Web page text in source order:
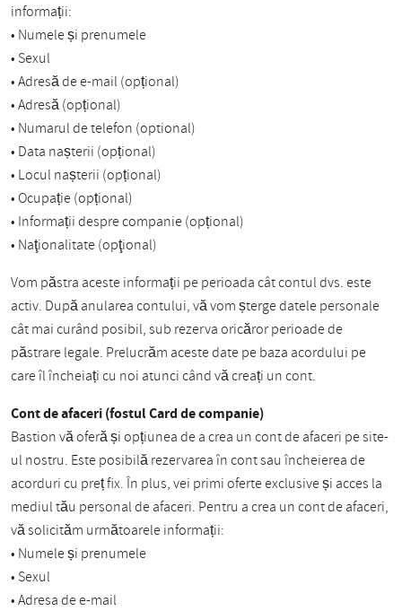
informații:
• Numele și prenumele
• Sexul
• Adresă de e-mail (opțional)
• Adresă (opțional)
• Numarul de telefon (optional)
• Data nașterii (opțional)
• Locul nașterii (opțional)
• Ocupație (opțional)
• Informații despre companie (opțional)
• Naţionalitate (opţional)
Vom păstra aceste informații pe perioada cât contul dvs. este
activ. După anularea contului, vă vom șterge datele personale
cât mai curând posibil, sub rezerva oricăror perioade de
păstrare legale. Prelucrăm aceste date pe baza acordului pe
care îl încheiați cu noi atunci când vă creați un cont.
Cont de afaceri (fostul Card de companie)
Bastion vă oferă și opțiunea de a crea un cont de afaceri pe site-
ul nostru. Este posibilă rezervarea în cont sau încheierea de
acorduri cu preț fix. În plus, vei primi oferte exclusive și acces la
mediul tău personal de afaceri. Pentru a crea un cont de afaceri,
vă solicităm următoarele informații:
• Numele și prenumele
• Sexul
• Adresa de e-mail